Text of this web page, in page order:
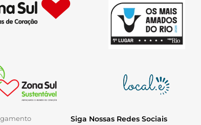
Siga Nossas Redes Sociais